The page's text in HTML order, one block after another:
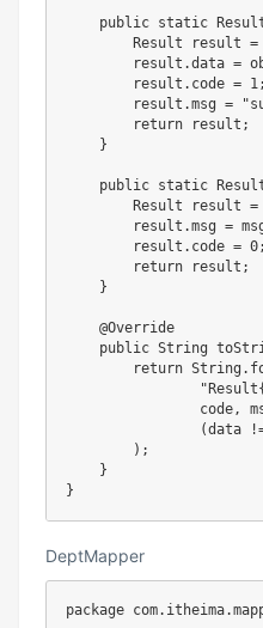
public static
Result result =
        result
.data =
        result
. code = 1 ;
        result
.msg =
return result ;
}
public static
Result result =
        result
.msg =
        result
. code = 0;
return result ;
}
@Override
public String
return String .
                code
,
(data
) ;
}
}
DeptMapper
package com. itheima.